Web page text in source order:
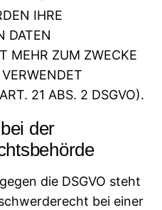
IHRE
DATEN
MEHR ZUM ZWECKE
21 ABS. 2 DSGVO).
der
die DSGVO steht
bei einer